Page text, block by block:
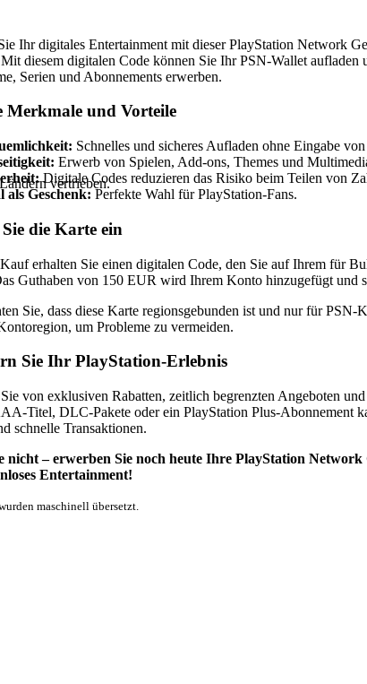
Ihr digitales Entertainment mit dieser PlayStation Network
diesem digitalen Code können Sie Ihr PSN-Wallet
Serien und Abonnements erwerben.
Merkmale und Vorteile
Schnelles und sicheres Aufladen ohne Eingabe
Erwerb von Spielen, Add-ons, Themes und
Digitale Codes reduzieren das Risiko beim Teilen von
als Geschenk: Perfekte Wahl für PlayStation-Fans.
Sie die Karte ein
erhalten Sie einen digitalen Code, den Sie auf Ihrem für
Guthaben von 150 EUR wird Ihrem Konto hinzugefügt und
Sie, dass diese Karte regionsgebunden ist und nur für
um Probleme zu vermeiden.
Sie Ihr PlayStation-Erlebnis
von exklusiven Rabatten, zeitlich begrenzten Angeboten
Titel, DLC-Pakete oder ein PlayStation Plus-Abonnement
schnelle Transaktionen.
nicht – erwerben Sie noch heute Ihre PlayStation
Entertainment!
maschinell übersetzt.
vertrieben.